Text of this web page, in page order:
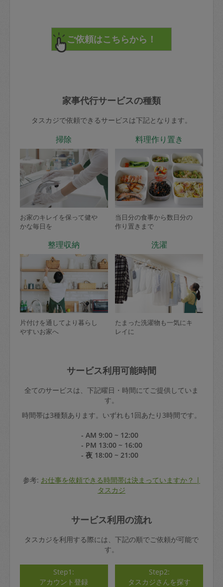
家事代行サービスの種類
タスカジで依頼できるサービスは下記となります。
掃除
お家のキレイを保って健や
かな毎日を
料理作り置き
当日分の食事から数日分の
作り置きまで
整理収納
片付けを通してより暮らし
やすいお家へ
洗濯
たまった洗濯物も一気にキ
レイに
サービス利用可能時間
全てのサービスは、下記曜日・時間にてご提供していま
す。
時間帯は3種類あります。いずれも1回あたり3時間です。
- AM 9:00 ~ 12:00
- PM 13:00 ~ 16:00
- 夜 18:00 ~ 21:00
参考: お仕事を依頼できる時間帯は決まっていますか？ |
タスカジ
サービス利用の流れ
タスカジを利用する際には、下記の順でご依頼が可能で
す。
Step1:
アカウント登録
Step2:
タスカジさんを探す